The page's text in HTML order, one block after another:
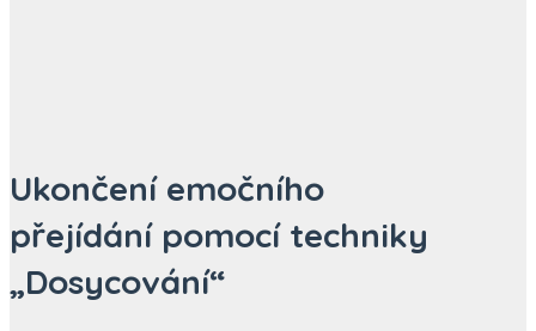
Ukončení emočního
přejídání pomocí techniky
„Dosycování“